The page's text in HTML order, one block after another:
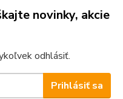
novinky, akcie
odhlásiť.
Prihlásiť sa